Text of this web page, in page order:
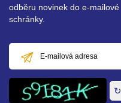
odběru novinek do e-mailové
schránky.
mailová
adresa
↻